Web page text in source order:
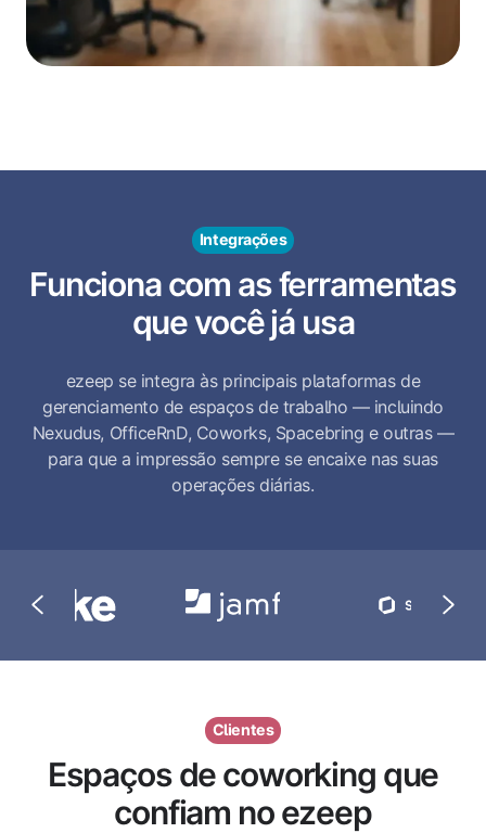
Integrações
Funciona com as ferramentas
que você já usa
ezeep se integra às principais plataformas de
gerenciamento de espaços de trabalho — incluindo
Nexudus, OfficeRnD, Coworks, Spacebring e outras —
para que a impressão sempre se encaixe nas suas
operações diárias.
Clientes
Espaços de coworking que
confiam no ezeep